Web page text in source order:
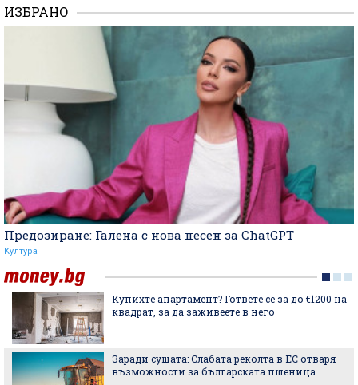
ИЗБРАНО
Предозиране: Галена с нова песен за ChatGPT
Култура
Купихте апартамент? Гответе се за до €1200 на
квадрат, за да заживеете в него
Заради сушата: Слабата реколта в ЕС отваря
възможности за българската пшеница